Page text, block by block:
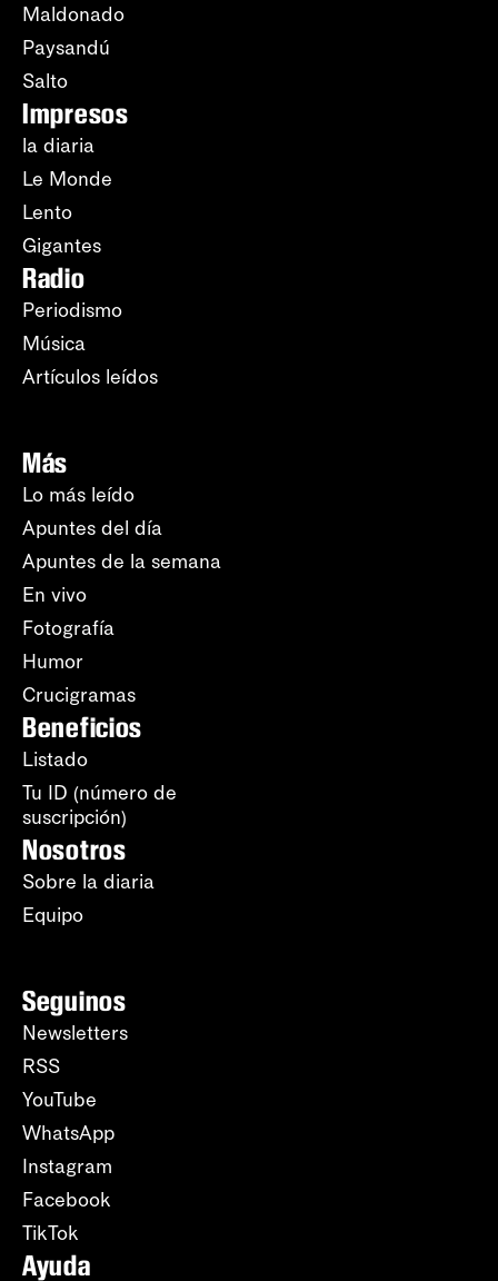
Maldonado
Paysandú
Salto
Impresos
la diaria
Le Monde
Lento
Gigantes
Radio
Periodismo
Música
Artículos leídos
Más
Lo más leído
Apuntes del día
Apuntes de la semana
En vivo
Fotografía
Humor
Crucigramas
Beneficios
Listado
Tu ID (número de
suscripción)
Nosotros
Sobre la diaria
Equipo
Seguinos
Newsletters
RSS
YouTube
WhatsApp
Instagram
Facebook
TikTok
Ayuda